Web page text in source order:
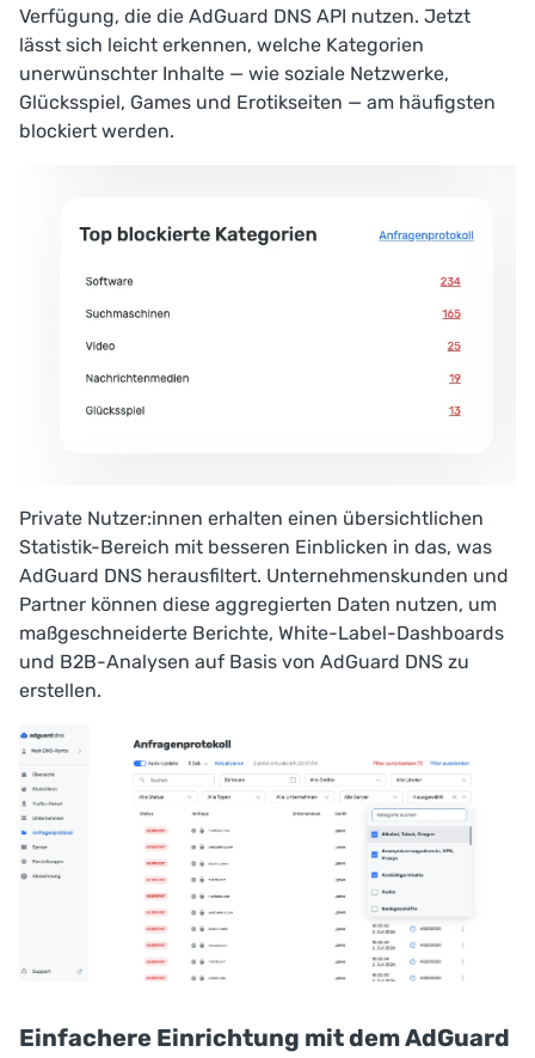
Verfügung, die die AdGuard DNS API nutzen. Jetzt
lässt sich leicht erkennen, welche Kategorien
unerwünschter Inhalte — wie soziale Netzwerke,
Glücksspiel, Games und Erotikseiten — am häufigsten
blockiert werden.
Private Nutzer:innen erhalten einen übersichtlichen
Statistik-Bereich mit besseren Einblicken in das, was
AdGuard DNS herausfiltert. Unternehmenskunden und
Partner können diese aggregierten Daten nutzen, um
maßgeschneiderte Berichte, White-Label-Dashboards
und B2B-Analysen auf Basis von AdGuard DNS zu
erstellen.
Einfachere Einrichtung mit dem AdGuard